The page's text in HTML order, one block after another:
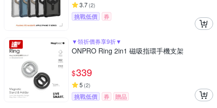
3.7(2)
挑戰低價 券
▼領折價券享9折▼
ONPRO Ring 2in1 磁吸指環手機支架
$339
5 (2)
挑戰低價 券
贈品